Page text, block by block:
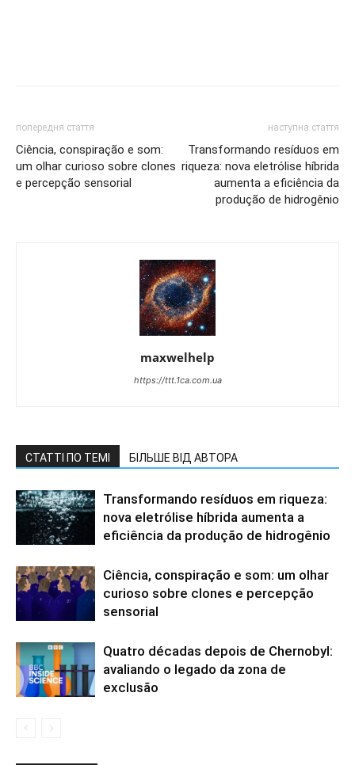
попередня стаття
Ciência, conspiração e som:
um olhar curioso sobre clones
e percepção sensorial
наступна стаття
Transformando resíduos em
riqueza: nova eletrólise híbrida
aumenta a eficiência da
produção de hidrogênio
maxwelhelp
https://ttt.1ca.com.ua
СТАТТІ ПО ТЕМІ БІЛЬШЕ ВІД АВТОРА
Transformando resíduos em riqueza:
nova eletrólise híbrida aumenta a
eficiência da produção de hidrogênio
Ciência, conspiração e som: um olhar
curioso sobre clones e percepção
sensorial
Quatro décadas depois de Chernobyl:
avaliando o legado da zona de
exclusão